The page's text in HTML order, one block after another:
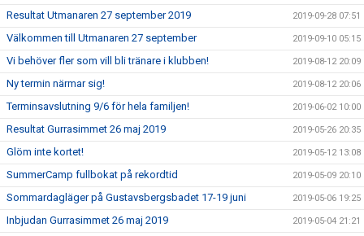
Resultat Utmanaren 27 september 2019 2019-09-28 07:51
Välkommen till Utmanaren 27 september 2019-09-10 05:15
Vi behöver fler som vill bli tränare i klubben! 2019-08-12 20:09
Ny termin närmar sig! 2019-08-12 20:06
Terminsavslutning 9/6 för hela familjen! 2019-06-02 10:00
Resultat Gurrasimmet 26 maj 2019 2019-05-26 20:35
Glöm inte kortet! 2019-05-12 13:08
SummerCamp fullbokat på rekordtid 2019-05-09 20:10
Sommardagläger på Gustavsbergsbadet 17-19 juni 2019-05-06 19:25
Inbjudan Gurrasimmet 26 maj 2019 2019-05-04 21:21